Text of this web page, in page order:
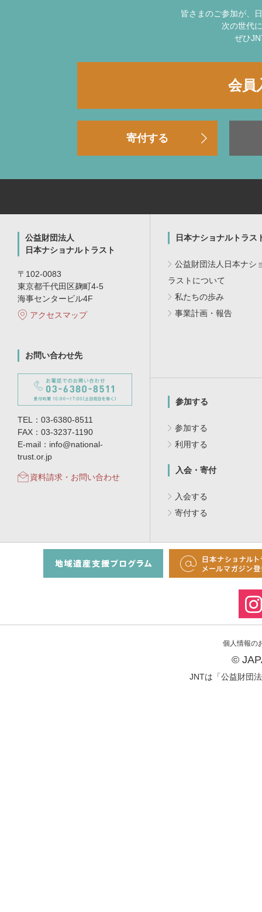
皆さまのご参加が、
次の世代
ぜひ
会員
寄付する
公益財団法人
日本ナショナルトラスト
〒102-0083
東京都千代田区麹町4-5
海事センタービル4F
アクセスマップ
お問い合わせ先
TEL：03-6380-8511
FAX：03-3237-1190
E-mail：info@national-
trust.or.jp
資料請求・お問い合わせ
日本ナショナルトラス
公益財団法人日本ナシ
ラストについて
私たちの歩み
事業計画・報告
参加する
参加する
利用する
入会・寄付
入会する
寄付する
個人情報の
©
JNTは「公益財団